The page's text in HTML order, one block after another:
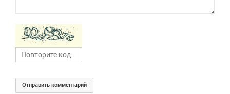
Отправить комментарий